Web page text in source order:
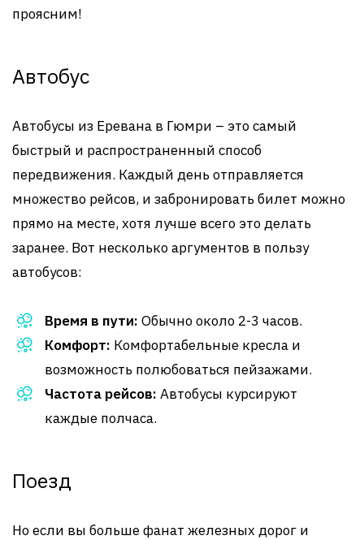
проясним!
Автобус
Автобусы из Еревана в Гюмри – это самый
быстрый и распространенный способ
передвижения. Каждый день отправляется
множество рейсов, и забронировать билет можно
прямо на месте, хотя лучше всего это делать
заранее. Вот несколько аргументов в пользу
автобусов:
Время в пути: Обычно около 2-3 часов.
Комфорт: Комфортабельные кресла и
возможность полюбоваться пейзажами.
Частота рейсов: Автобусы курсируют
каждые полчаса.
Поезд
Но если вы больше фанат железных дорог и